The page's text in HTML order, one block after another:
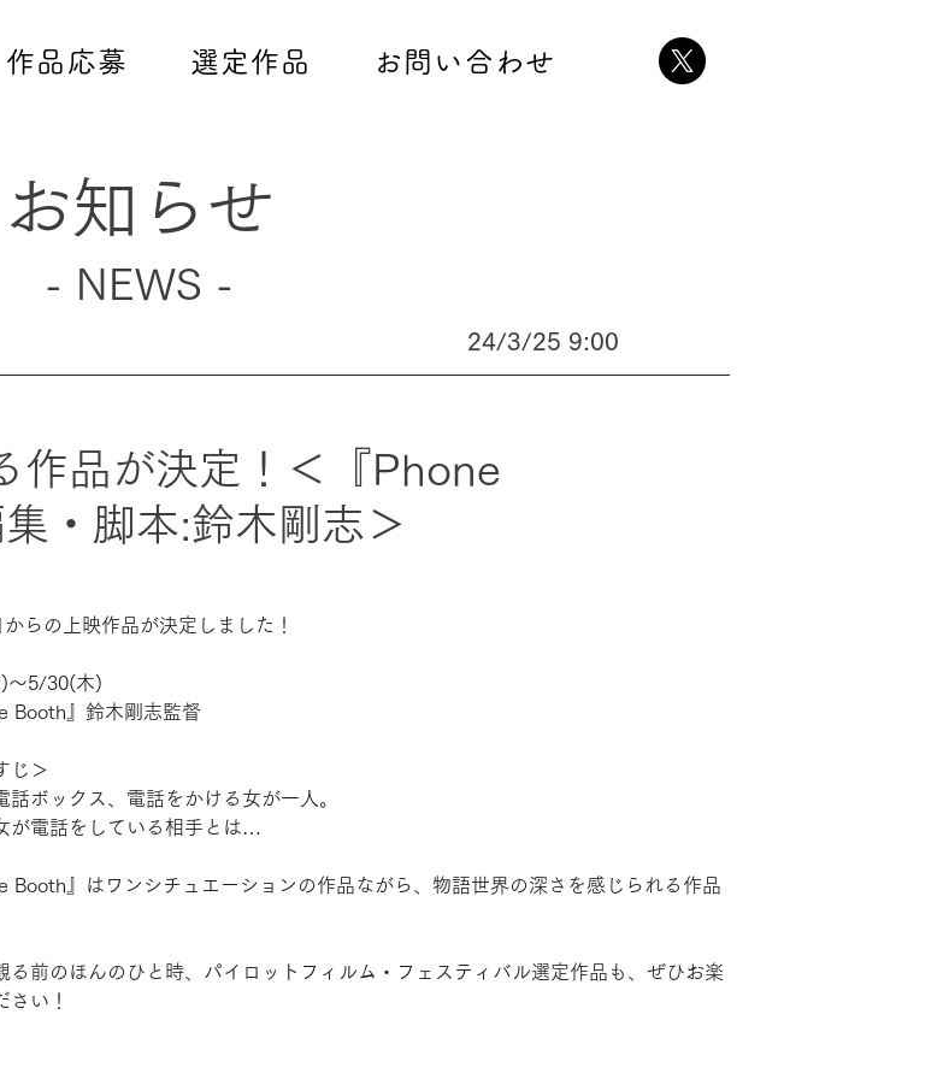
作品応募 選定作品 お問い合わせ
お知らせ
- NEWS -
24/3/25 9:00
作品が決定！＜『Phone
・脚本:鈴木剛志＞
らの上映作品が決定しました！
〜5/30(木)
Booth』 鈴木剛志監督
じ＞
話ボックス、電話をかける女が一人。
が電話をしている相手とは…
Booth』はワンシチュエーションの作品ながら、物語世界の深さを感じられる作品
る前のほんのひと時、パイロットフィルム・フェスティバル選定作品も、ぜひお楽
さい！